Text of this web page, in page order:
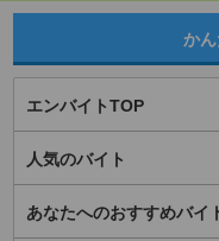
か
エンバイトTOP
人気のバイト
あなたへのおすすめバイ